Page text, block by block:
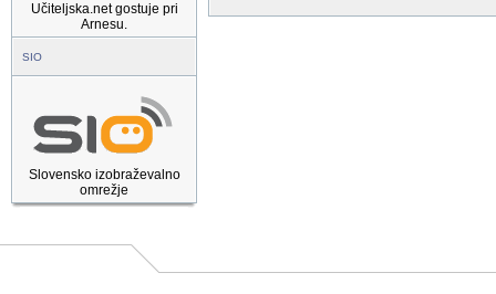
Učiteljska.net gostuje pri
Arnesu.
SIO
Slovensko izobraževalno
omrežje